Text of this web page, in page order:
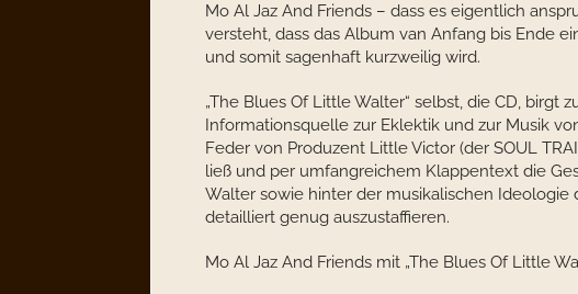
Mo Al Jaz And Friends – dass es eigentlich
versteht, dass das Album van Anfang bis Ende
und somit sagenhaft kurzweilig wird.
„The Blues Of Little Walter“ selbst, die CD, birgt
Informationsquelle zur Eklektik und zur Musik
Feder von Produzent Little Victor (der SOUL
ließ und per umfangreichem Klappentext die
Walter sowie hinter der musikalischen Ideologie
detailliert genug auszustaffieren.
Mo Al Jaz And Friends mit „The Blues Of Little